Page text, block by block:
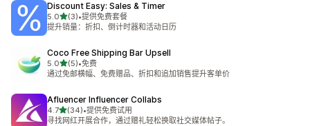
Discount Easy: Sales & Timer
5.0星（满分 5 星）
(3)
总共 3 条评论
•提供免费套餐
提升销量：折扣、倒计时器和活动日历
Coco Free Shipping Bar Upsell
5.0星（满分 5 星）
(5)
总共 5 条评论
•免费
通过免邮横幅、免费赠品、折扣和追加销售提升客单价
Afluencer Influencer Collabs
4.7星（满分 5 星）
(34)
总共 34 条评论
•提供免费试用
寻找网红开展合作，通过赠礼轻松换取社交媒体帖子。